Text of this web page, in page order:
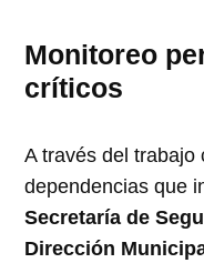
Monitoreo
críticos
A través del trabajo
dependencias que
Secretaría de
Dirección